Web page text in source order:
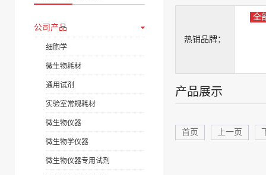
公司产品
细胞学
微生物耗材
通用试剂
实验室常规耗材
微生物仪器
微生物学仪器
微生物仪器专用试剂
热销品牌：
全
产品展示
首页 上一页